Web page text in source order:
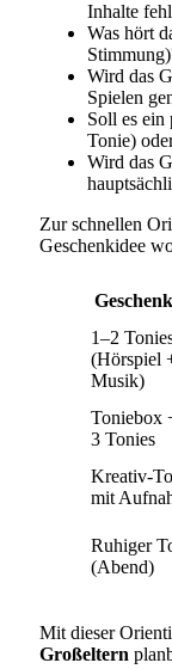
Inhalte
Was hört
Wird das
Spielen
Soll es ein
Tonie)
Wird das
Zur schnellen
Geschenkidee
1–2
(Hörspiel
Musik)
Toniebox
3 Tonies
Kreativ-
mit
Ruhiger
(Abend)
Mit dieser
Großeltern